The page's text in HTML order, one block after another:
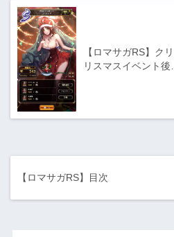
【ロマサガRS】ク
リスマスイベント後…
【ロマサガRS】目次